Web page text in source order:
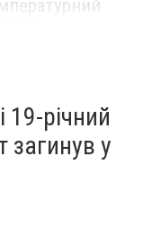
рух
транспорту
19-річний
загинув у